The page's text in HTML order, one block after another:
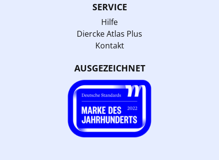
SERVICE
Hilfe
Diercke Atlas Plus
Kontakt
AUSGEZEICHNET